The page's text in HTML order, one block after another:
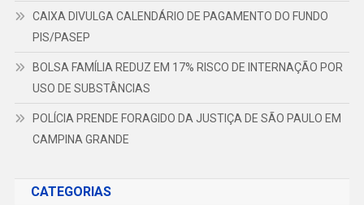
CAIXA DIVULGA CALENDÁRIO DE PAGAMENTO DO FUNDO
PIS/PASEP
BOLSA FAMÍLIA REDUZ EM 17% RISCO DE INTERNAÇÃO POR
USO DE SUBSTÂNCIAS
POLÍCIA PRENDE FORAGIDO DA JUSTIÇA DE SÃO PAULO EM
CAMPINA GRANDE
CATEGORIAS